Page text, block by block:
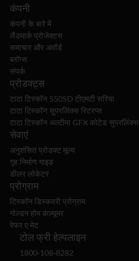
कंपनी
कंपनी के बारे में
लैंडमार्क प्रोजेक्टस
समाचार और अवॉर्ड
ब्लॉग्स
संपर्क
प्रोडक्ट्स
टाटा टिस्कॉन 550SD टीएमटी सरिया
टाटा टिस्कॉन सुपरलिंक्स स्टिरप्स
टाटा टिस्कॉन अल्टीमा GFX कोटेड सुपरलिंक्स
सेवाएं
अनुशंसित प्रोडक्ट मूल्य
गृह निर्माण गाइड
डीलर लोकेटर
प्रोग्राम
टिस्कॉन डिस्कवरी प्रोग्राम
गोल्डन होम कंज़्यूमर
रेफर ए मेट
टोल फ्री हेल्पलाइन
1800-108-8282